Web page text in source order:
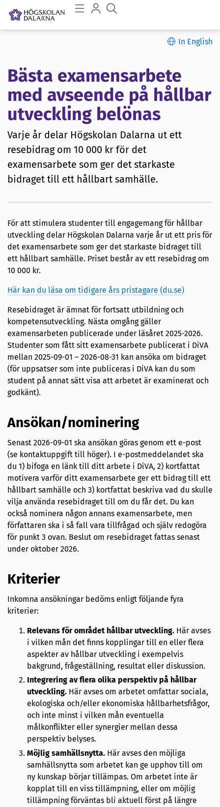
In English
Bästa examensarbete
med avseende på hållbar
utveckling belönas
Varje år delar Högskolan Dalarna ut ett
resebidrag om 10 000 kr för det
examensarbete som ger det starkaste
bidraget till ett hållbart samhälle.
För att stimulera studenter till engagemang för hållbar
utveckling delar Högskolan Dalarna varje år ut ett pris för
det examensarbete som ger det starkaste bidraget till
ett hållbart samhälle. Priset består av ett resebidrag om
10 000 kr.
Här kan du läsa om tidigare års pristagare (du.se)
Resebidraget är ämnat för fortsatt utbildning och
kompetensutveckling. Nästa omgång gäller
examensarbeten publicerade under läsåret 2025-2026.
Studenter som fått sitt examensarbete publicerat i DiVA
mellan 2025-09-01 – 2026-08-31 kan ansöka om bidraget
(för uppsatser som inte publiceras i DiVA kan du som
student på annat sätt visa att arbetet är examinerat och
godkänt).
Ansökan/nominering
Senast 2026-09-01 ska ansökan göras genom ett e-post
(se kontaktuppgift till höger). I e-postmeddelandet ska
du 1) bifoga en länk till ditt arbete i DiVA, 2) kortfattat
motivera varför ditt examensarbete ger ett bidrag till ett
hållbart samhälle och 3) kortfattat beskriva vad du skulle
vilja använda resebidraget till om du får det. Du kan
också nominera någon annans examensarbete, men
författaren ska i så fall vara tillfrågad och själv redogöra
för punkt 3 ovan. Beslut om resebidraget fattas senast
under oktober 2026.
Kriterier
Inkomna ansökningar bedöms enligt följande fyra
kriterier:
Relevans för området hållbar utveckling. Här avses
i vilken mån det finns kopplingar till en eller flera
aspekter av hållbar utveckling i exempelvis
bakgrund, frågeställning, resultat eller diskussion.
Integrering av flera olika perspektiv på hållbar
utveckling. Här avses om arbetet omfattar sociala,
ekologiska och/eller ekonomiska hållbarhetsfrågor,
och inte minst i vilken mån eventuella
målkonflikter eller synergier mellan dessa
perspektiv belyses.
Möjlig samhällsnytta. Här avses den möjliga
samhällsnytta som arbetet kan ge upphov till om
ny kunskap börjar tillämpas. Om arbetet inte är
kopplat till en viss tillämpning, eller om möjlig
tillämpning förväntas bli aktuell först på längre